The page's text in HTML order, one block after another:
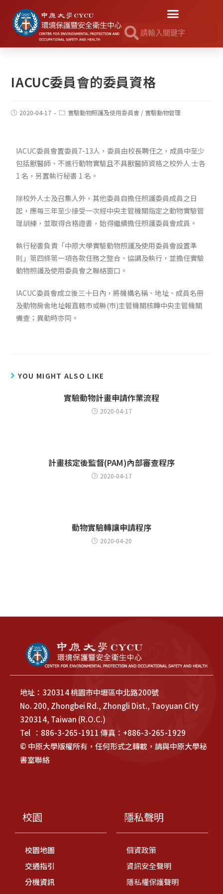
IACUC委員會的委員資格
2020-04-17 實驗動物照護及使用委員會 / 實驗動物管理
IACUC委員會置委員7-13人， 委員由校長聘任之，成員中至少
包括獸醫師、不進行動物實驗且不具獸醫師資格之校外人 士各
1 名，另置執行秘書 1 名。
除校外人士及召集人外，其他委員自擔任照護委員成員之日
起，應每三年至少接受一次經中央主管機關指定之動物實驗管
理訓練，並取得合格證書，始得繼續擔任照護委員會成員。
執行秘書負責「中原大學實驗動物照護及使用委員會設置準
則」第四條第一項各款任務之整合、協調及執行，並擔任實驗
動物照護及使用委員會之聯絡窗口。
IACUC委員會成立後三十日內，將機構名稱、地址、成員名冊
及動物房舍地址報直轄市或縣(市)主管機關核轉中央主管機關
備查；異動時亦同。
YOU MIGHT ALSO LIKE
實驗動物計畫申請作業流程
2020-04-17
計畫核定後監督(PAM)內部審查程序
2020-04-17
動物實驗轉讓申請程序
2020-04-20
地址：320314 桃園市中壢區中北路200號
No. 200, Zhongbei Rd., Zhongli Dist., Taoyuan City
320314, Taiwan (R.O.C.)
Tel ：886-3-265-1911 傳真：+886-3-265-1929
© 中原大學版權所有，任何形式之轉載，請與中原大學秘
書室聯絡
校園
校園地圖
交通指引
分機資訊
隱私聲明
個資政策
資訊安全聲明
隱私權保護聲明